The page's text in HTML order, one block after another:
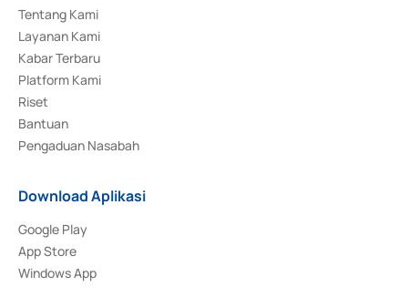
Tentang Kami
Layanan Kami
Kabar Terbaru
Platform Kami
Riset
Bantuan
Pengaduan Nasabah
Download Aplikasi
Google Play
App Store
Windows App